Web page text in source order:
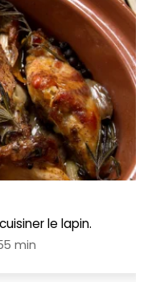
le lapin.
min